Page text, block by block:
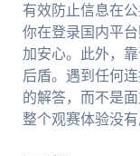
有效防止信息在
你在登录国内平
加安心。此外，
后盾。遇到任何
的解答，而不是
整个观赛体验没有